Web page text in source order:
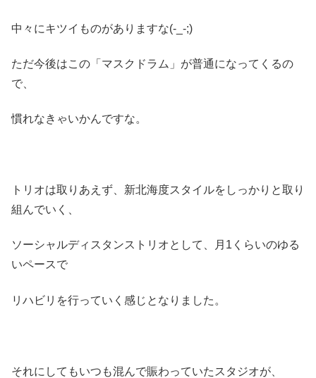
中々にキツイものがありますな(-_-;)
ただ今後はこの「マスクドラム」が普通になってくるの
で、
慣れなきゃいかんですな。
トリオは取りあえず、新北海度スタイルをしっかりと取り
組んでいく、
ソーシャルディスタンストリオとして、月1くらいのゆる
いペースで
リハビリを行っていく感じとなりました。
それにしてもいつも混んで賑わっていたスタジオが、